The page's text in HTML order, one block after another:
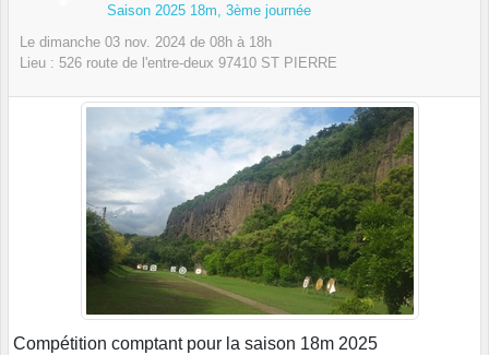
Saison 2025 18m, 3ème journée
Le dimanche 03 nov. 2024 de 08h à 18h
Lieu : 526 route de l'entre-deux 97410 ST PIERRE
Compétition comptant pour la saison 18m 2025